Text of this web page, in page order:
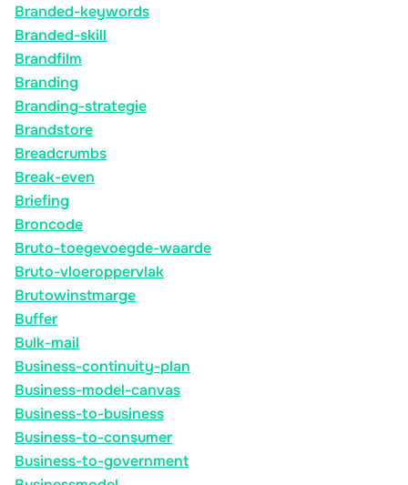
Branded-keywords
Branded-skill
Brandfilm
Branding
Branding-strategie
Brandstore
Breadcrumbs
Break-even
Briefing
Broncode
Bruto-toegevoegde-waarde
Bruto-vloeroppervlak
Brutowinstmarge
Buffer
Bulk-mail
Business-continuity-plan
Business-model-canvas
Business-to-business
Business-to-consumer
Business-to-government